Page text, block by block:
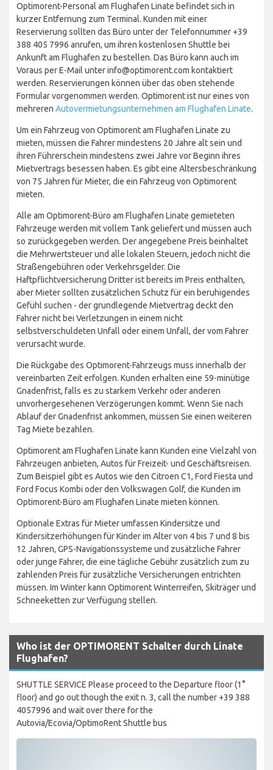
Optimorent-Personal am Flughafen Linate befindet sich in
kurzer Entfernung zum Terminal. Kunden mit einer
Reservierung sollten das Büro unter der Telefonnummer +39
388 405 7996 anrufen, um ihren kostenlosen Shuttle bei
Ankunft am Flughafen zu bestellen. Das Büro kann auch im
Voraus per E-Mail unter info@optimorent.com kontaktiert
werden. Reservierungen können über das oben stehende
Formular vorgenommen werden. Optimorent ist nur eines von
mehreren Autovermietungsunternehmen am Flughafen Linate.
Um ein Fahrzeug von Optimorent am Flughafen Linate zu
mieten, müssen die Fahrer mindestens 20 Jahre alt sein und
ihren Führerschein mindestens zwei Jahre vor Beginn ihres
Mietvertrags besessen haben. Es gibt eine Altersbeschränkung
von 75 Jahren für Mieter, die ein Fahrzeug von Optimorent
mieten.
Alle am Optimorent-Büro am Flughafen Linate gemieteten
Fahrzeuge werden mit vollem Tank geliefert und müssen auch
so zurückgegeben werden. Der angegebene Preis beinhaltet
die Mehrwertsteuer und alle lokalen Steuern, jedoch nicht die
Straßengebühren oder Verkehrsgelder. Die
Haftpflichtversicherung Dritter ist bereits im Preis enthalten,
aber Mieter sollten zusätzlichen Schutz für ein beruhigendes
Gefühl suchen - der grundlegende Mietvertrag deckt den
Fahrer nicht bei Verletzungen in einem nicht
selbstverschuldeten Unfall oder einem Unfall, der vom Fahrer
verursacht wurde.
Die Rückgabe des Optimorent-Fahrzeugs muss innerhalb der
vereinbarten Zeit erfolgen. Kunden erhalten eine 59-minütige
Gnadenfrist, falls es zu starkem Verkehr oder anderen
unvorhergesehenen Verzögerungen kommt. Wenn Sie nach
Ablauf der Gnadenfrist ankommen, müssen Sie einen weiteren
Tag Miete bezahlen.
Optimorent am Flughafen Linate kann Kunden eine Vielzahl von
Fahrzeugen anbieten, Autos für Freizeit- und Geschäftsreisen.
Zum Beispiel gibt es Autos wie den Citroen C1, Ford Fiesta und
Ford Focus Kombi oder den Volkswagen Golf, die Kunden im
Optimorent-Büro am Flughafen Linate mieten können.
Optionale Extras für Mieter umfassen Kindersitze und
Kindersitzerhöhungen für Kinder im Alter von 4 bis 7 und 8 bis
12 Jahren, GPS-Navigationssysteme und zusätzliche Fahrer
oder junge Fahrer, die eine tägliche Gebühr zusätzlich zum zu
zahlenden Preis für zusätzliche Versicherungen entrichten
müssen. Im Winter kann Optimorent Winterreifen, Skiträger und
Schneeketten zur Verfügung stellen.
Who ist der OPTIMORENT Schalter durch Linate
Flughafen?
SHUTTLE SERVICE Please proceed to the Departure floor (1°
floor) and go out though the exit n. 3, call the number +39 388
4057996 and wait over there for the
Autovia/Ecovia/OptimoRent Shuttle bus